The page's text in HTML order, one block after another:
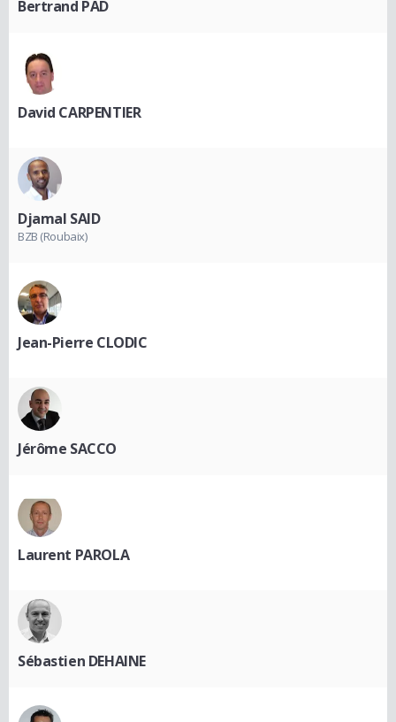
Bertrand PAD
David CARPENTIER
Djamal SAID
BZB (Roubaix)
Jean-Pierre CLODIC
Jérôme SACCO
Laurent PAROLA
Sébastien DEHAINE